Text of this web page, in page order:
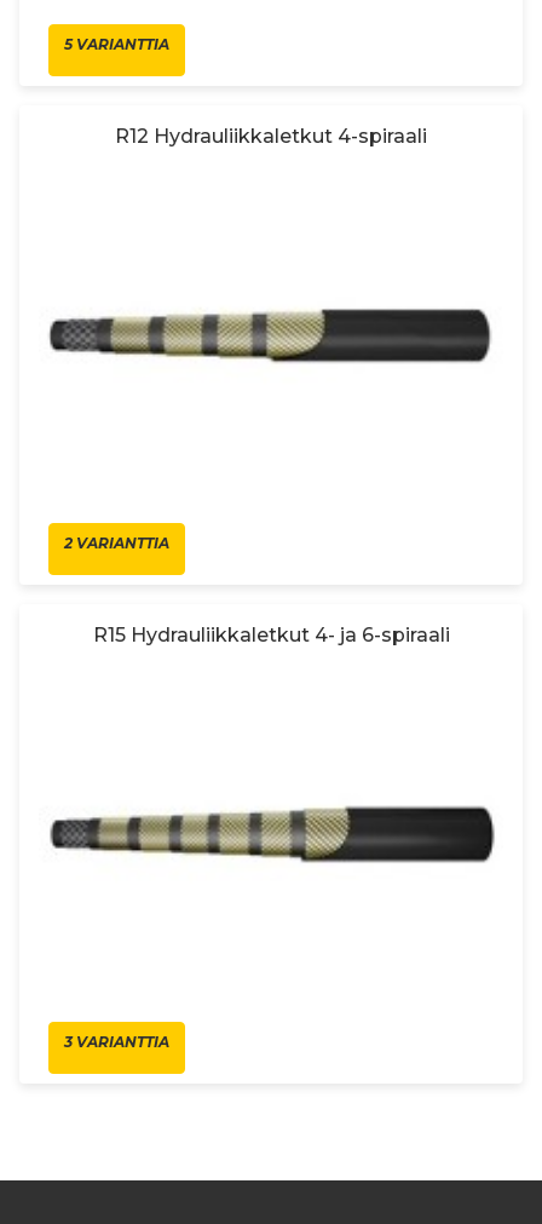
5 VARIANTTIA
R12 Hydrauliikkaletkut 4-spiraali
2 VARIANTTIA
R15 Hydrauliikkaletkut 4- ja 6-spiraali
3 VARIANTTIA